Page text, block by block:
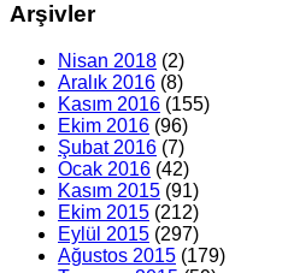
Arşivler
Nisan 2018 (2)
Aralık 2016 (8)
Kasım 2016 (155)
Ekim 2016 (96)
Şubat 2016 (7)
Ocak 2016 (42)
Kasım 2015 (91)
Ekim 2015 (212)
Eylül 2015 (297)
Ağustos 2015 (179)